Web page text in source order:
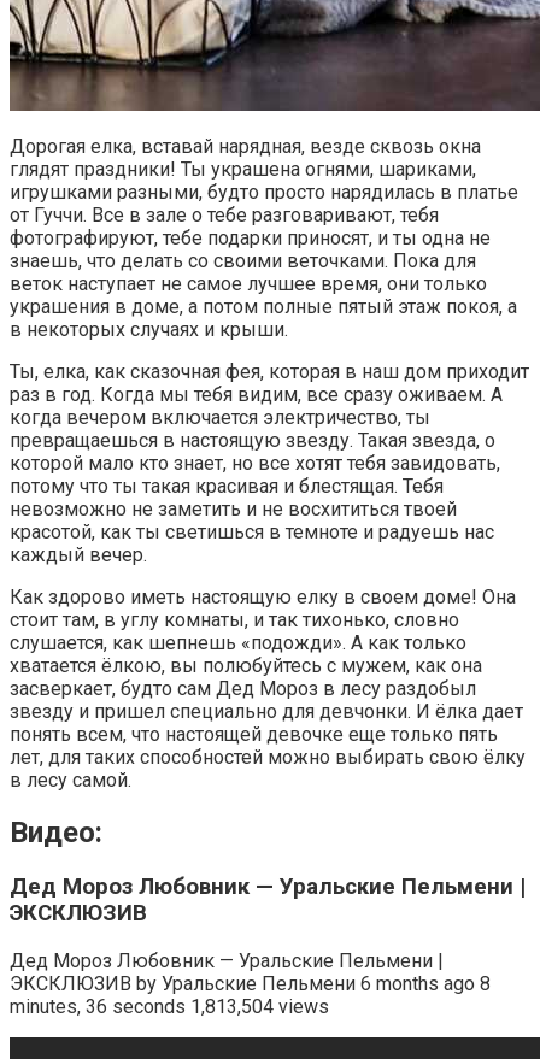
Дорогая елка, вставай нарядная, везде сквозь окна
глядят праздники! Ты украшена огнями, шариками,
игрушками разными, будто просто нарядилась в платье
от Гуччи. Все в зале о тебе разговаривают, тебя
фотографируют, тебе подарки приносят, и ты одна не
знаешь, что делать со своими веточками. Пока для
веток наступает не самое лучшее время, они только
украшения в доме, а потом полные пятый этаж покоя, а
в некоторых случаях и крыши.
Ты, елка, как сказочная фея, которая в наш дом приходит
раз в год. Когда мы тебя видим, все сразу оживаем. А
когда вечером включается электричество, ты
превращаешься в настоящую звезду. Такая звезда, о
которой мало кто знает, но все хотят тебя завидовать,
потому что ты такая красивая и блестящая. Тебя
невозможно не заметить и не восхититься твоей
красотой, как ты светишься в темноте и радуешь нас
каждый вечер.
Как здорово иметь настоящую елку в своем доме! Она
стоит там, в углу комнаты, и так тихонько, словно
слушается, как шепнешь «подожди». А как только
хватается ёлкою, вы полюбуйтесь с мужем, как она
засверкает, будто сам Дед Мороз в лесу раздобыл
звезду и пришел специально для девчонки. И ёлка дает
понять всем, что настоящей девочке еще только пять
лет, для таких способностей можно выбирать свою ёлку
в лесу самой.
Видео:
Дед Мороз Любовник — Уральские Пельмени |
ЭКСКЛЮЗИВ
Дед Мороз Любовник — Уральские Пельмени |
ЭКСКЛЮЗИВ by Уральские Пельмени 6 months ago 8
minutes, 36 seconds 1,813,504 views